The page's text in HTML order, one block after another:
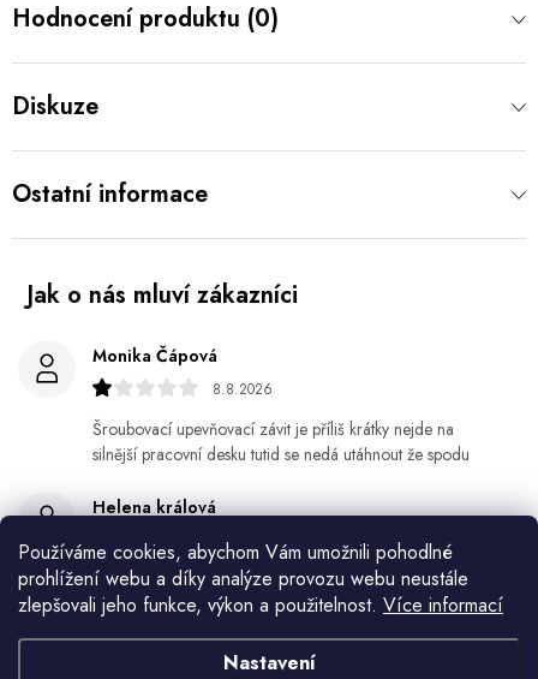
Používáme cookies, abychom Vám umožnili pohodlné
prohlížení webu a díky analýze provozu webu neustále
zlepšovali jeho funkce, výkon a použitelnost. Více informací
Nastavení
Hodnocení produktu (0)
Diskuze
Ostatní informace
Monika Čápová
8.8.2026
Šroubovací upevňovací závit je příliš krátky nejde na
silnější pracovní desku tutid se nedá utáhnout že spodu
Helena králová
8.8.2026
Objednala jsem si kvetinace a jede n byl praskly dole a
kdyz jsem napsala jak to budem resit tak zadna odpoved